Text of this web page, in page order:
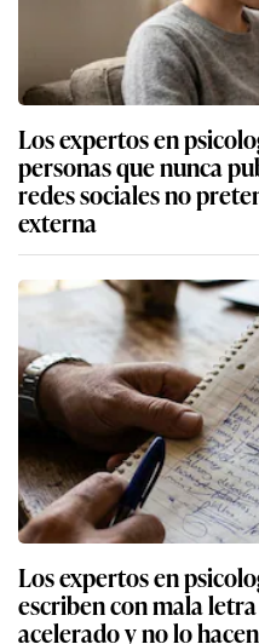
Los expertos en
personas que nunca
redes sociales no
externa
Los expertos en
escriben con mala
acelerado y no lo